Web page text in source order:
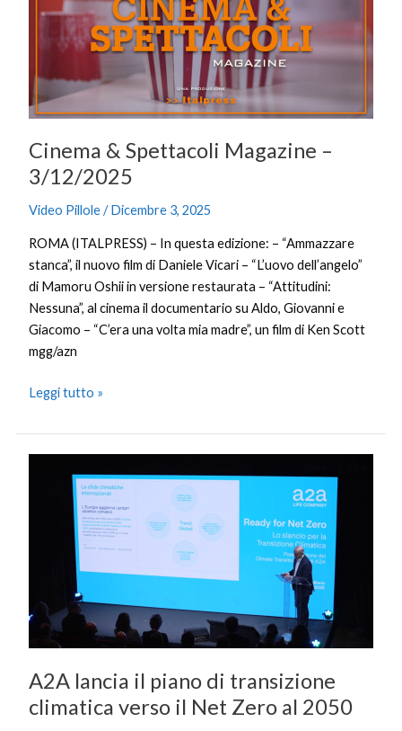
Cinema & Spettacoli Magazine –
3/12/2025
Video Pillole/Dicembre 3, 2025
ROMA (ITALPRESS) – In questa edizione: – “Ammazzare
stanca”, il nuovo film di Daniele Vicari – “L’uovo dell’angelo”
di Mamoru Oshii in versione restaurata – “Attitudini:
Nessuna”, al cinema il documentario su Aldo, Giovanni e
Giacomo – “C’era una volta mia madre”, un film di Ken Scott
mgg/azn
3/12/2025
Leggi tutto »
A2A lancia il piano di transizione
climatica verso il Net Zero al 2050
transizione
climatica
verso
Zero
al